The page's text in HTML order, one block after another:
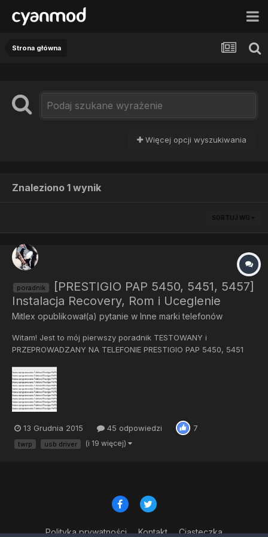
Strona główna
Więcej opcji wyszukiwania
Znaleziono 1 wynik
SORTUJ WG
poradnik
[PRESTIGIO PAP 5450, 5451, 5457]
Instalacja Recovery, Rom i Uceglenie
Mitlex opublikował(a) pytanie w Inne marki telefonów
Witam! Jest to mój pierwszy poradnik TESTOWANY i
PRZEPROWADZANY NA TELEFONIE PRESTIGIO PAP 5450, 5451
Recovery i nowego ROM’a w telefonach Prestigio (Mt65xx).
(Podejrzewam, że Instrukcja przyda się na każdy model
Prestigi...
13 Grudnia 2015 45 odpowiedzi 7
twrp usb driver (i 19 więcej)
Polityka prywatności Kontakt Ciasteczka